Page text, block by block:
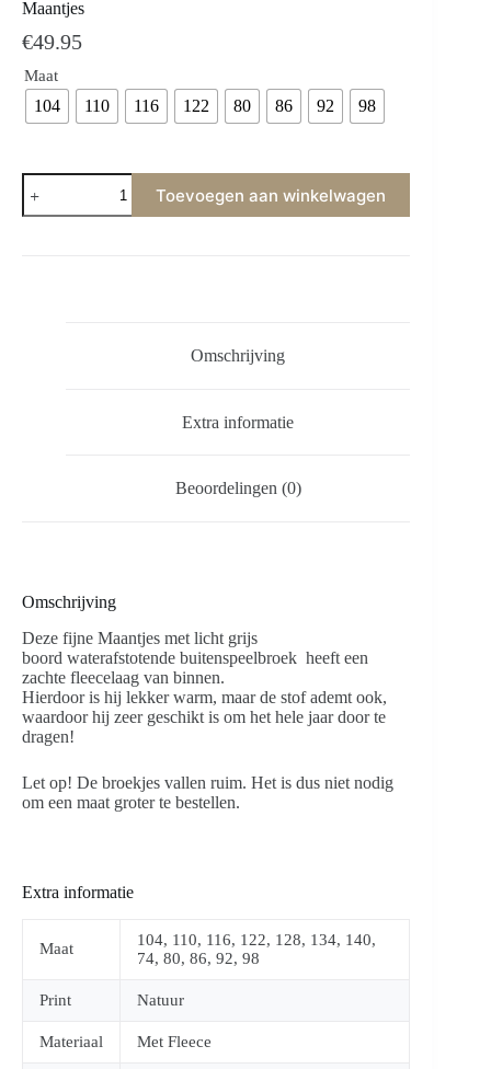
Maantjes
€49.95
Maat
104 110 116 122 80 86 92 98
Toevoegen aan winkelwagen
Omschrijving
Extra informatie
Beoordelingen (0)
Omschrijving
Deze fijne Maantjes met licht grijs
boord waterafstotende buitenspeelbroek heeft een
zachte fleecelaag van binnen.
Hierdoor is hij lekker warm, maar de stof ademt ook,
waardoor hij zeer geschikt is om het hele jaar door te
dragen!
Let op! De broekjes vallen ruim. Het is dus niet nodig
om een maat groter te bestellen.
Extra informatie
Maat
104, 110, 116, 122, 128, 134, 140,
74, 80, 86, 92, 98
Print Natuur
Materiaal Met Fleece